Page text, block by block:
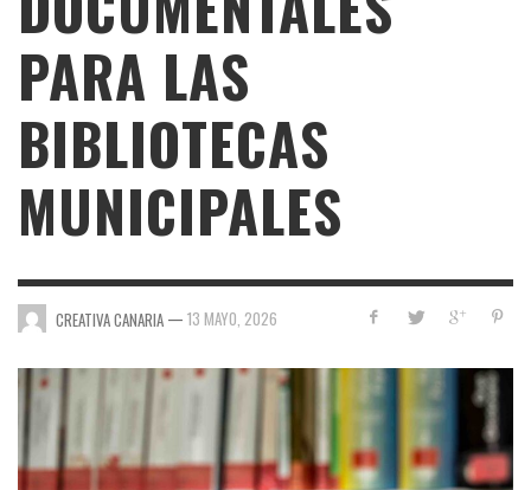
PARA LAS
BIBLIOTECAS
MUNICIPALES
CREATIVA CANARIA — 13 MAYO, 2026